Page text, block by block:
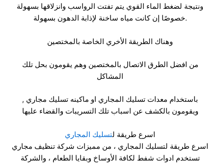
ونتيجة لضغط الماء القوي يتم تفتت الرواسب وانزلاقها بسهولة
خصوصًا إن كانت مياه ساخنة لإذابة الدهون بسهولة.
وهناك الطريقة الأخري الخاصة بالمختصين
من افضل الطرق الاتصال بالمختصين وهم يقومون بحل تلك
المشاكل
باستخدام معدات تسليك المجاري او ماكينه تسليك مجاري ,
ويقومون بالكشف عن اسباب تلك التسريبات والقضاء عليها
اسرع طريقة لتسليك المجاري
اسرع طريقة لتسليك المجاري ، من مميزات شركة تنظيف مجاري
تستخدم ادوات شفط لكافة الأوساخ وبقايا الطعام ، والشركة